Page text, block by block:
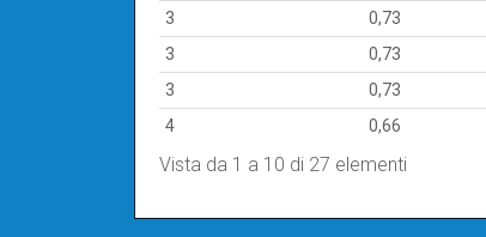
3
0,73
3
0,73
3
0,73
4
0,66
Vista da 1 a 10 di 27 elementi